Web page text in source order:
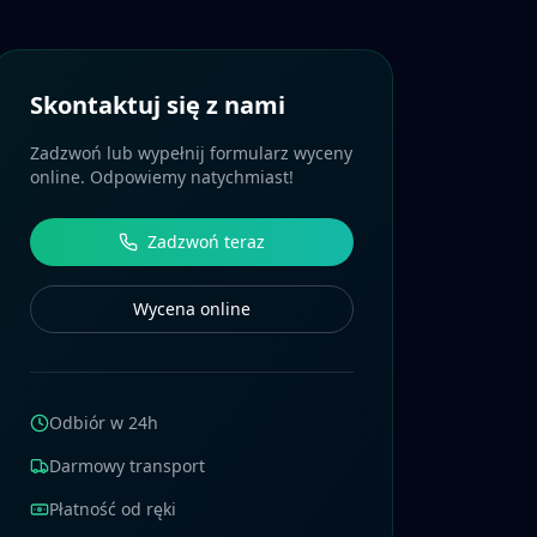
Skontaktuj się z nami
Zadzwoń lub wypełnij formularz wyceny
online. Odpowiemy natychmiast!
Zadzwoń teraz
Wycena online
Odbiór w 24h
Darmowy transport
Płatność od ręki